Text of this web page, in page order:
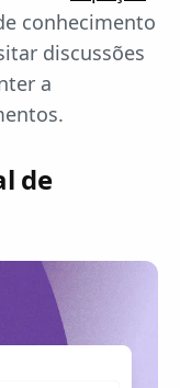
conhecimento
discussões
a
de